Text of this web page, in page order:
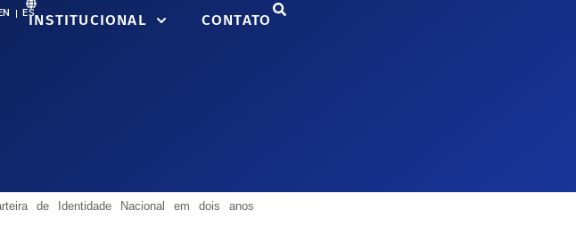
ESINSTITUCIONAL CONTATO
de Identidade Nacional em dois anos